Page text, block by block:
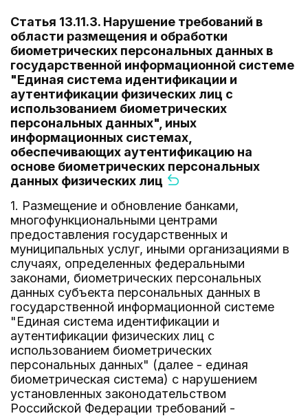
Статья 13.11.3. Нарушение требований в
области размещения и обработки
биометрических персональных данных в
государственной информационной системе
"Единая система идентификации и
аутентификации физических лиц с
использованием биометрических
персональных данных", иных
информационных системах,
обеспечивающих аутентификацию на
основе биометрических персональных
данных физических лиц
1. Размещение и обновление банками,
многофункциональными центрами
предоставления государственных и
муниципальных услуг, иными организациями в
случаях, определенных федеральными
законами, биометрических персональных
данных субъекта персональных данных в
государственной информационной системе
"Единая система идентификации и
аутентификации физических лиц с
использованием биометрических
персональных данных" (далее - единая
биометрическая система) с нарушением
установленных законодательством
Российской Федерации требований -